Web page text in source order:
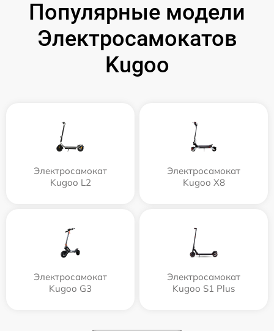
Популярные модели
Электросамокатов
Kugoo
Электросамокат
Kugoo L2
Электросамокат
Kugoo X8
Электросамокат
Kugoo G3
Электросамокат
Kugoo S1 Plus